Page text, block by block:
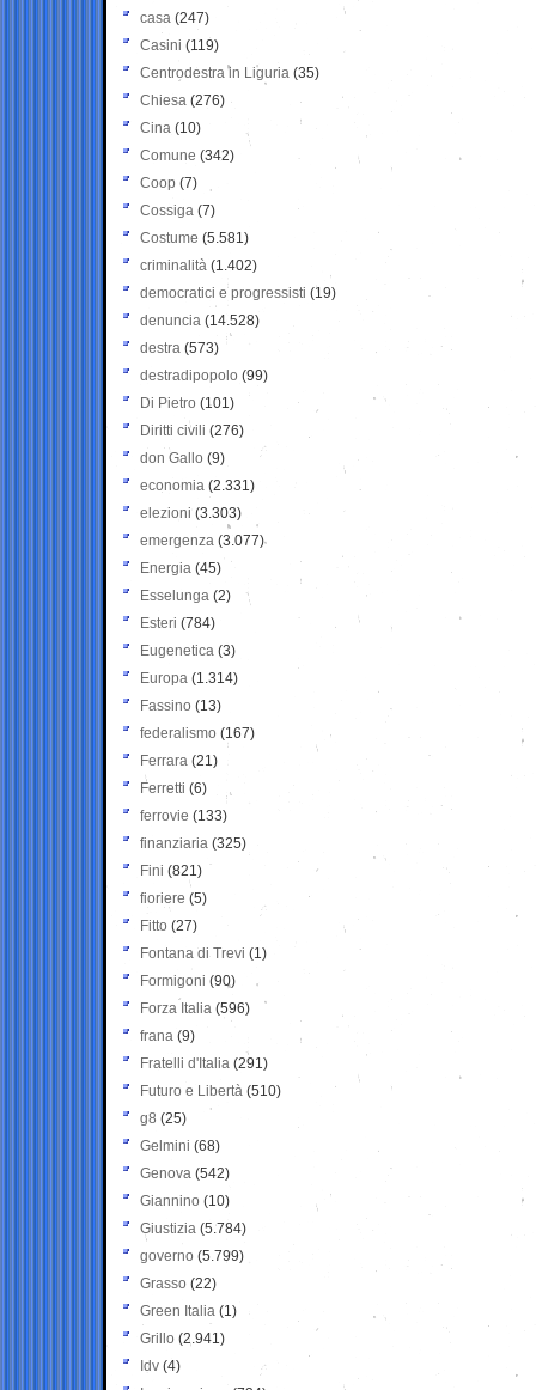
casa (247)
Casini (119)
Centrodestra in Liguria (35)
Chiesa (276)
Cina (10)
Comune (342)
Coop (7)
Cossiga (7)
Costume (5.581)
criminalità (1.402)
democratici e progressisti (19)
denuncia (14.528)
destra (573)
destradipopolo (99)
Di Pietro (101)
Diritti civili (276)
don Gallo (9)
economia (2.331)
elezioni (3.303)
emergenza (3.077)
Energia (45)
Esselunga (2)
Esteri (784)
Eugenetica (3)
Europa (1.314)
Fassino (13)
federalismo (167)
Ferrara (21)
Ferretti (6)
ferrovie (133)
finanziaria (325)
Fini (821)
fioriere (5)
Fitto (27)
Fontana di Trevi (1)
Formigoni (90)
Forza Italia (596)
frana (9)
Fratelli d'Italia (291)
Futuro e Libertà (510)
g8 (25)
Gelmini (68)
Genova (542)
Giannino (10)
Giustizia (5.784)
governo (5.799)
Grasso (22)
Green Italia (1)
Grillo (2.941)
Idv (4)